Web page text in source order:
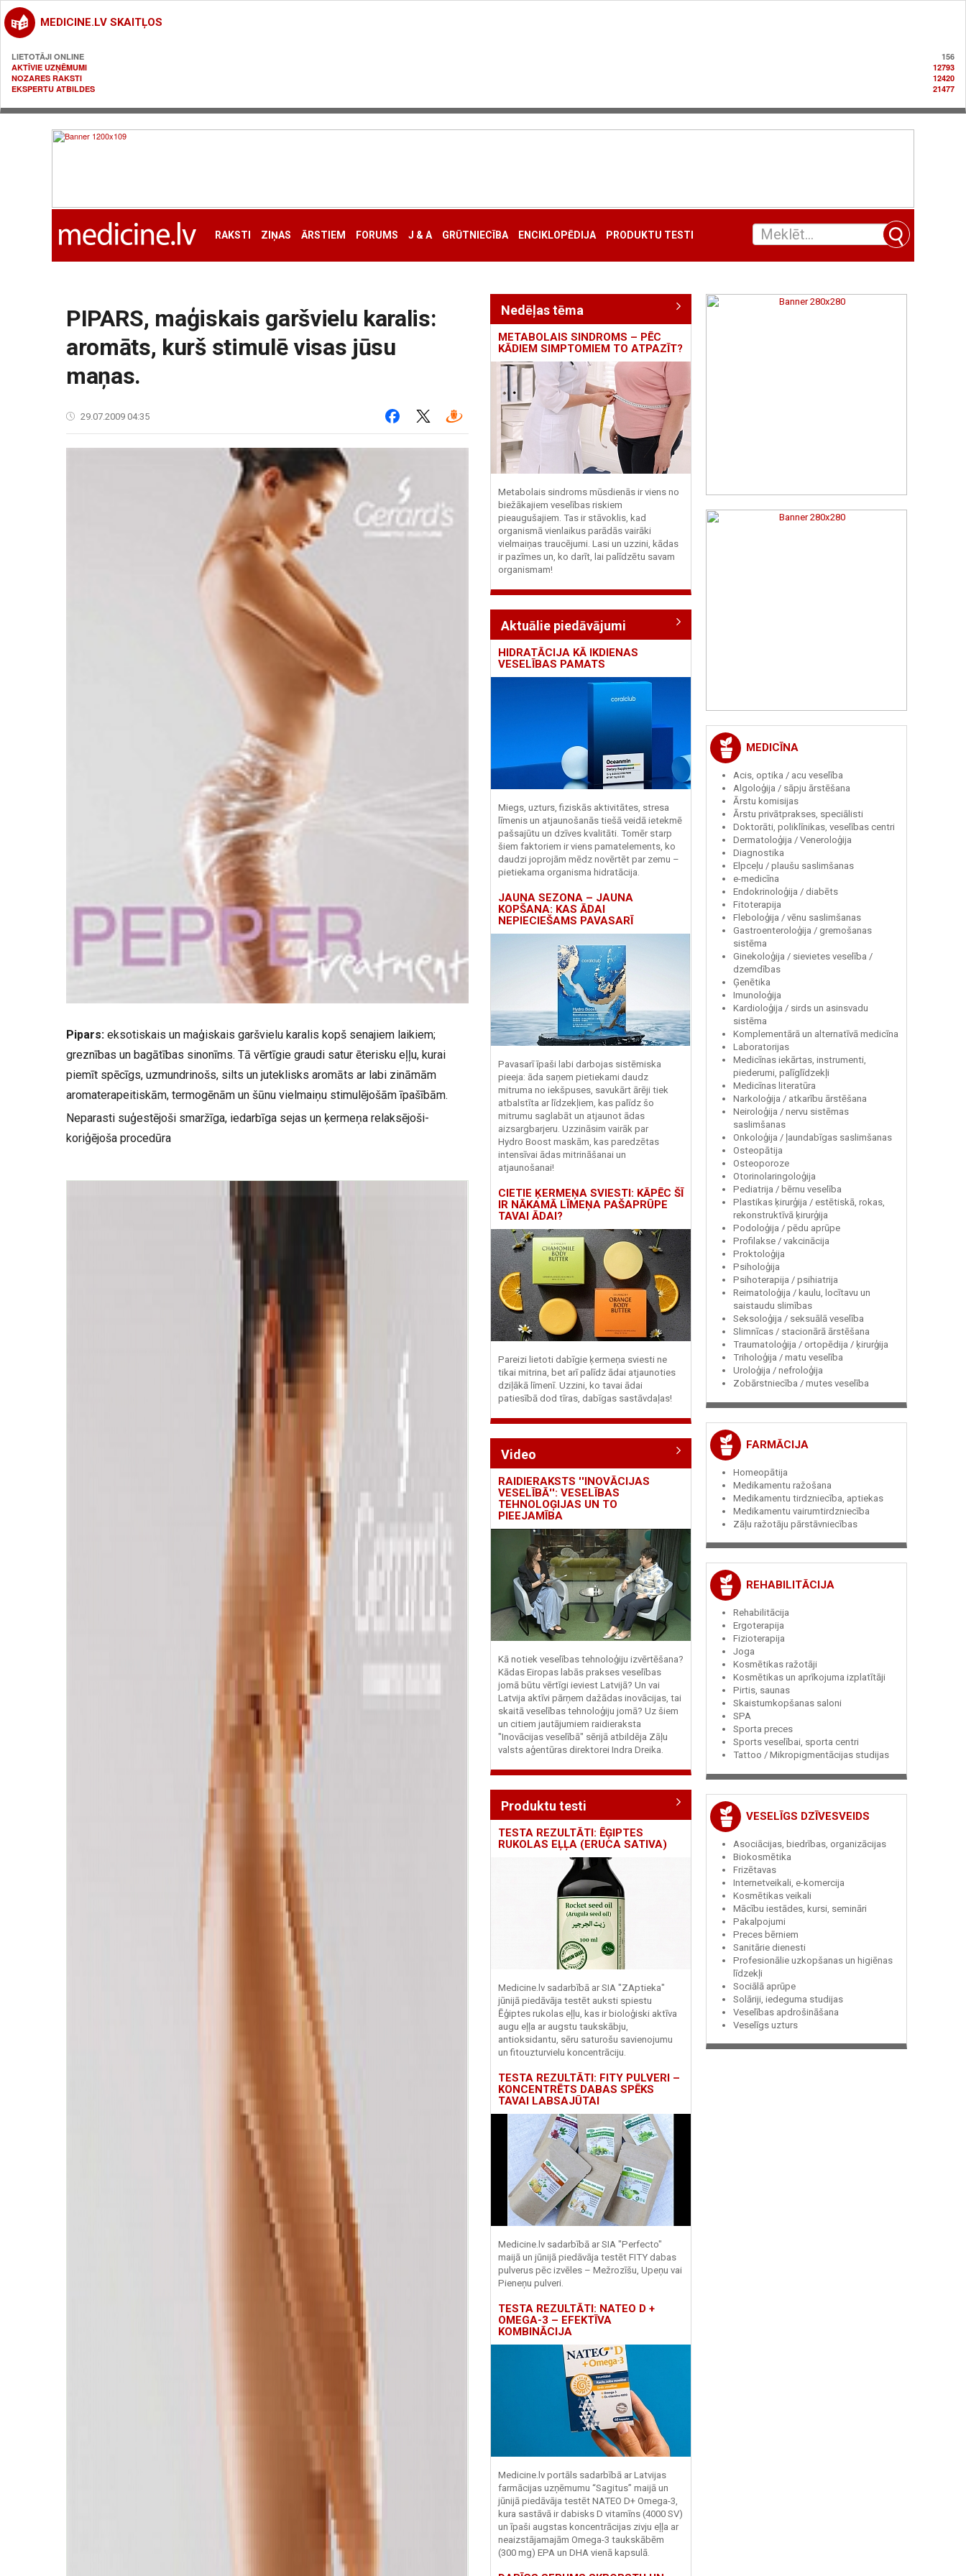
MEDICINE.LV SKAITĻOS
LIETOTĀJI ONLINE
156
AKTĪVIE UZŅĒMUMI
12793
NOZARES RAKSTI
12420
EKSPERTU ATBILDES
21477
RAKSTI ZIŅAS ĀRSTIEM FORUMS J & A GRŪTNIECĪBA ENCIKLOPĒDIJA PRODUKTU TESTI
PIPARS, maģiskais garšvielu karalis:
aromāts, kurš stimulē visas jūsu
maņas.
29.07.2009 04:35
Pipars: eksotiskais un maģiskais garšvielu karalis kopš senajiem laikiem;
greznības un bagātības sinonīms. Tā vērtīgie graudi satur ēterisku eļļu, kurai
piemīt spēcīgs, uzmundrinošs, silts un juteklisks aromāts ar labi zināmām
aromaterapeitiskām, termogēnām un šūnu vielmaiņu stimulējošām īpašībām.
Neparasti suģestējoši smaržīga, iedarbīga sejas un ķermeņa relaksējoši-
koriģējoša procedūra
Nedēļas tēma
METABOLAIS SINDROMS – PĒC
KĀDIEM SIMPTOMIEM TO ATPAZĪT?
Metabolais sindroms mūsdienās ir viens no
biežākajiem veselības riskiem
pieaugušajiem. Tas ir stāvoklis, kad
organismā vienlaikus parādās vairāki
vielmaiņas traucējumi. Lasi un uzzini, kādas
ir pazīmes un, ko darīt, lai palīdzētu savam
organismam!
Aktuālie piedāvājumi
HIDRATĀCIJA KĀ IKDIENAS
VESELĪBAS PAMATS
Miegs, uzturs, fiziskās aktivitātes, stresa
līmenis un atjaunošanās tiešā veidā ietekmē
pašsajūtu un dzīves kvalitāti. Tomēr starp
šiem faktoriem ir viens pamatelements, ko
daudzi joprojām mēdz novērtēt par zemu –
pietiekama organisma hidratācija.
JAUNA SEZONA – JAUNA
KOPŠANA: KAS ĀDAI
NEPIECIEŠAMS PAVASARĪ
Pavasarī īpaši labi darbojas sistēmiska
pieeja: āda saņem pietiekami daudz
mitruma no iekšpuses, savukārt ārēji tiek
atbalstīta ar līdzekļiem, kas palīdz šo
mitrumu saglabāt un atjaunot ādas
aizsargbarjeru. Uzzināsim vairāk par
Hydro Boost maskām, kas paredzētas
intensīvai ādas mitrināšanai un
atjaunošanai!
CIETIE ĶERMEŅA SVIESTI: KĀPĒC ŠĪ
IR NĀKAMĀ LĪMEŅA PAŠAPRŪPE
TAVAI ĀDAI?
Pareizi lietoti dabīgie ķermeņa sviesti ne
tikai mitrina, bet arī palīdz ādai atjaunoties
dziļākā līmenī. Uzzini, ko tavai ādai
patiesībā dod tīras, dabīgas sastāvdaļas!
Video
RAIDIERAKSTS ''INOVĀCIJAS
VESELĪBĀ'': VESELĪBAS
TEHNOLOĢIJAS UN TO
PIEEJAMĪBA
Kā notiek veselības tehnoloģiju izvērtēšana?
Kādas Eiropas labās prakses veselības
jomā būtu vērtīgi ieviest Latvijā? Un vai
Latvija aktīvi pārņem dažādas inovācijas, tai
skaitā veselības tehnoloģiju jomā? Uz šiem
un citiem jautājumiem raidieraksta
"Inovācijas veselībā" sērijā atbildēja Zāļu
valsts aģentūras direktorei Indra Dreika.
Produktu testi
TESTA REZULTĀTI: ĒĢIPTES
RUKOLAS EĻĻA (ERUCA SATIVA)
Medicine.lv sadarbībā ar SIA "ZAptieka"
jūnijā piedāvāja testēt auksti spiestu
Ēģiptes rukolas eļļu, kas ir bioloģiski aktīva
augu eļļa ar augstu taukskābju,
antioksidantu, sēru saturošu savienojumu
un fitouzturvielu koncentrāciju.
TESTA REZULTĀTI: FITY PULVERI –
KONCENTRĒTS DABAS SPĒKS
TAVAI LABSAJŪTAI
Medicine.lv sadarbībā ar SIA "Perfecto"
maijā un jūnijā piedāvāja testēt FITY dabas
pulverus pēc izvēles – Mežrozīšu, Upeņu vai
Pieneņu pulveri.
TESTA REZULTĀTI: NATEO D +
OMEGA-3 – EFEKTĪVA
KOMBINĀCIJA
Medicine.lv portāls sadarbībā ar Latvijas
farmācijas uzņēmumu “Sagitus” maijā un
jūnijā piedāvāja testēt NATEO D+ Omega-3,
kura sastāvā ir dabisks D vitamīns (4000 SV)
un īpaši augstas koncentrācijas zivju eļļa ar
neaizstājamajām Omega-3 taukskābēm
(300 mg) EPA un DHA vienā kapsulā.
MEDICĪNA
Acis, optika / acu veselība
Algoloģija / sāpju ārstēšana
Ārstu komisijas
Ārstu privātprakses, speciālisti
Doktorāti, poliklīnikas, veselības centri
Dermatoloģija / Veneroloģija
Diagnostika
Elpceļu / plaušu saslimšanas
e-medicīna
Endokrinoloģija / diabēts
Fitoterapija
Fleboloģija / vēnu saslimšanas
Gastroenteroloģija / gremošanas
sistēma
Ginekoloģija / sievietes veselība /
dzemdības
Ģenētika
Imunoloģija
Kardioloģija / sirds un asinsvadu
sistēma
Komplementārā un alternatīvā medicīna
Laboratorijas
Medicīnas iekārtas, instrumenti,
piederumi, palīglīdzekļi
Medicīnas literatūra
Narkoloģija / atkarību ārstēšana
Neiroloģija / nervu sistēmas
saslimšanas
Onkoloģija / ļaundabīgas saslimšanas
Osteopātija
Osteoporoze
Otorinolaringoloģija
Pediatrija / bērnu veselība
Plastikas ķirurģija / estētiskā, rokas,
rekonstruktīvā ķirurģija
Podoloģija / pēdu aprūpe
Profilakse / vakcinācija
Proktoloģija
Psiholoģija
Psihoterapija / psihiatrija
Reimatoloģija / kaulu, locītavu un
saistaudu slimības
Seksoloģija / seksuālā veselība
Slimnīcas / stacionārā ārstēšana
Traumatoloģija / ortopēdija / ķirurģija
Triholoģija / matu veselība
Uroloģija / nefroloģija
Zobārstniecība / mutes veselība
FARMĀCIJA
Homeopātija
Medikamentu ražošana
Medikamentu tirdzniecība, aptiekas
Medikamentu vairumtirdzniecība
Zāļu ražotāju pārstāvniecības
REHABILITĀCIJA
Rehabilitācija
Ergoterapija
Fizioterapija
Joga
Kosmētikas ražotāji
Kosmētikas un aprīkojuma izplatītāji
Pirtis, saunas
Skaistumkopšanas saloni
SPA
Sporta preces
Sports veselībai, sporta centri
Tattoo / Mikropigmentācijas studijas
VESELĪGS DZĪVESVEIDS
Asociācijas, biedrības, organizācijas
Biokosmētika
Frizētavas
Internetveikali, e-komercija
Kosmētikas veikali
Mācību iestādes, kursi, semināri
Pakalpojumi
Preces bērniem
Sanitārie dienesti
Profesionālie uzkopšanas un higiēnas
līdzekļi
Sociālā aprūpe
Solāriji, iedeguma studijas
Veselības apdrošināšana
Veselīgs uzturs